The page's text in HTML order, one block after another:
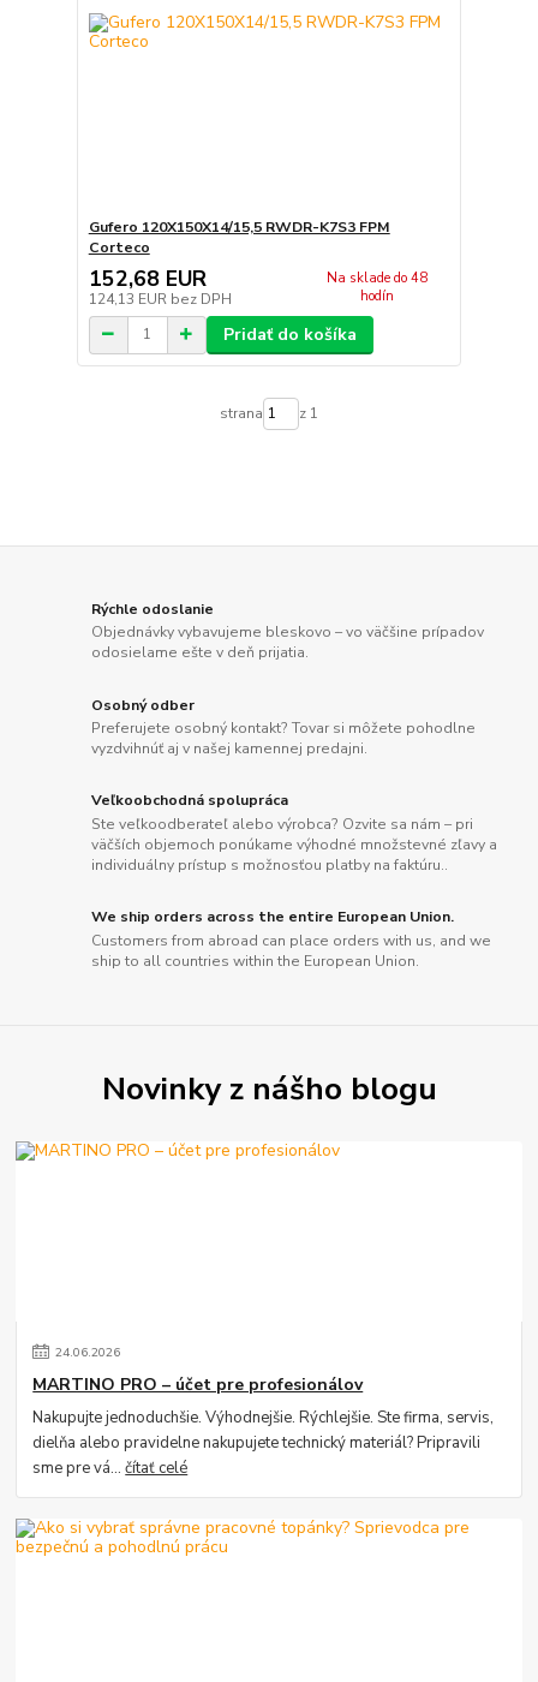
Gufero 120X150X14/15,5 RWDR-K7S3 FPM
Corteco
152,68 EUR
124,13 EUR bez DPH
Na sklade do 48
hodín
Pridať do košíka
strana z 1
Rýchle odoslanie
Objednávky vybavujeme bleskovo – vo väčšine prípadov
odosielame ešte v deň prijatia.
Osobný odber
Preferujete osobný kontakt? Tovar si môžete pohodlne
vyzdvihnúť aj v našej kamennej predajni.
Veľkoobchodná spolupráca
Ste veľkoodberateľ alebo výrobca? Ozvite sa nám – pri
väčších objemoch ponúkame výhodné množstevné zľavy a
individuálny prístup s možnosťou platby na faktúru..
We ship orders across the entire European Union.
Customers from abroad can place orders with us, and we
ship to all countries within the European Union.
Novinky z nášho blogu
24.06.2026
MARTINO PRO – účet pre profesionálov
Nakupujte jednoduchšie. Výhodnejšie. Rýchlejšie. Ste firma, servis,
dielňa alebo pravidelne nakupujete technický materiál? Pripravili
sme pre vá...čítať celé